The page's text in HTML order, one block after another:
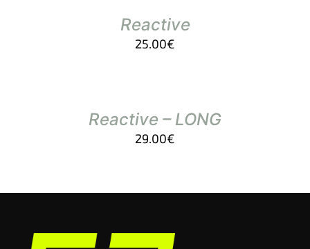
Reactive
25.00€
Reactive – LONG
29.00€